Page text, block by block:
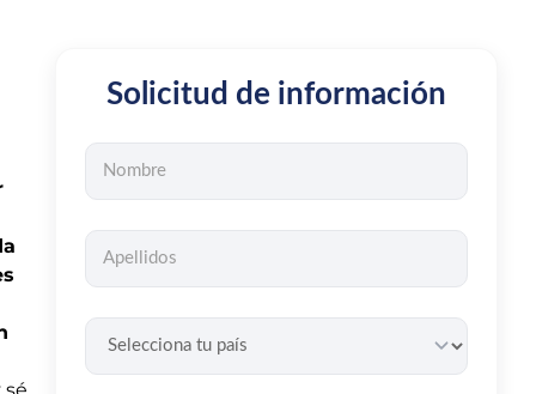
Solicitud de información